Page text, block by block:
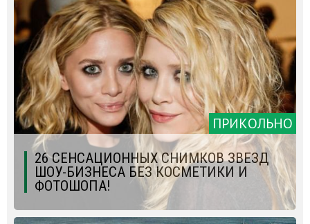
ПРИКОЛЬНО
26 СЕНСАЦИОННЫХ СНИМКОВ ЗВЕЗД
ШОУ-БИЗНЕСА БЕЗ КОСМЕТИКИ И
ФОТОШОПА!